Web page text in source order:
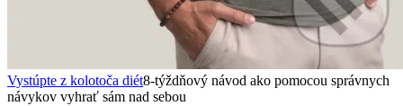
Vystúpte z kolotoča diét8-týždňový návod ako pomocou správnych
návykov vyhrať sám nad sebou